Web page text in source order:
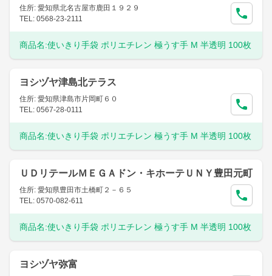
住所: 愛知県北名古屋市鹿田１９２９
TEL: 0568-23-2111
商品名:使いきり手袋 ポリエチレン 極うす手 M 半透明 100枚
ヨシヅヤ津島北テラス
住所: 愛知県津島市片岡町６０
TEL: 0567-28-0111
商品名:使いきり手袋 ポリエチレン 極うす手 M 半透明 100枚
ＵＤリテールＭＥＧＡドン・キホーテＵＮＹ豊田元町
住所: 愛知県豊田市土橋町２－６５
TEL: 0570-082-611
商品名:使いきり手袋 ポリエチレン 極うす手 M 半透明 100枚
ヨシヅヤ弥富